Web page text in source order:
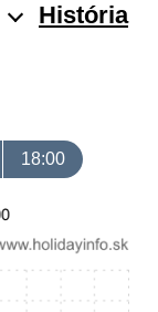
História
18:00